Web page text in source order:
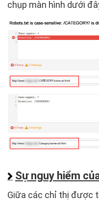
chụp màn hình dưới
Sự nguy hiểm
Giữa các chỉ thị được